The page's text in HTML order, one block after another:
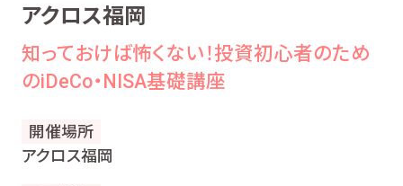
アクロス福岡
知っておけば怖くない！投資初心者のため
のiDeCo・NISA基礎講座
開催場所
アクロス福岡